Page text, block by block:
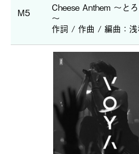
M5
Cheese Anthem ～と
～
作詞 / 作曲 / 編曲